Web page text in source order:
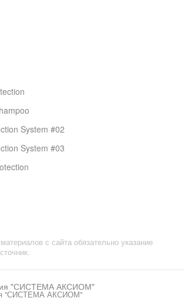
System #02
System #03
с сайта обязательно указание
"СИСТЕМА АКСИОМ"
"СИСТЕМА АКСИОМ"